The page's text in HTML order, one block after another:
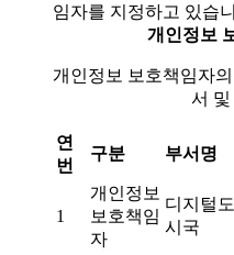
임자를 지정하고 있습
개인정보
개인정보 보호책임자
서
연
번
구분 부서명
1
개인정보
보호책임
자
디지털도
시국